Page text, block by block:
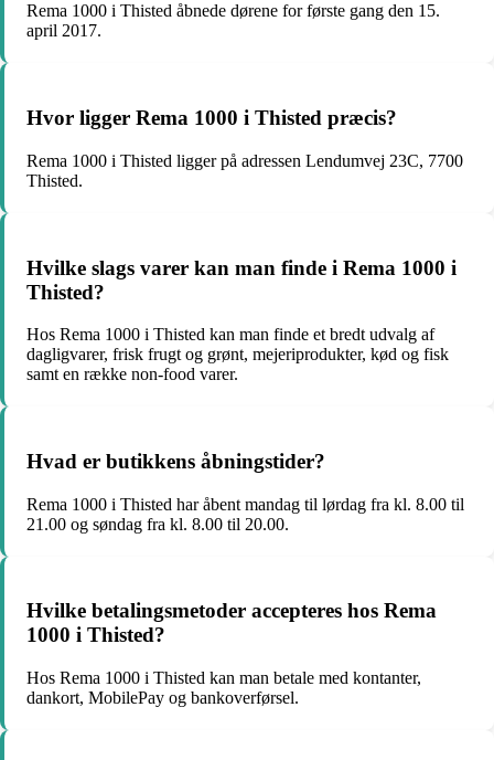
Rema 1000 i Thisted åbnede dørene for første gang den 15.
april 2017.
Hvor ligger Rema 1000 i Thisted præcis?
Rema 1000 i Thisted ligger på adressen Lendumvej 23C, 7700
Thisted.
Hvilke slags varer kan man finde i Rema 1000 i
Thisted?
Hos Rema 1000 i Thisted kan man finde et bredt udvalg af
dagligvarer, frisk frugt og grønt, mejeriprodukter, kød og fisk
samt en række non-food varer.
Hvad er butikkens åbningstider?
Rema 1000 i Thisted har åbent mandag til lørdag fra kl. 8.00 til
21.00 og søndag fra kl. 8.00 til 20.00.
Hvilke betalingsmetoder accepteres hos Rema
1000 i Thisted?
Hos Rema 1000 i Thisted kan man betale med kontanter,
dankort, MobilePay og bankoverførsel.